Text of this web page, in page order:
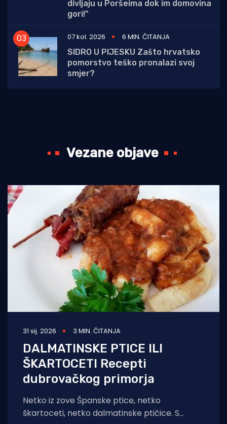
divljaju u Poršeima dok im domovina
gori!"
07 kol. 2026
6 MIN. ČITANJA
SIDRO U PIJESKU Zašto hrvatsko
pomorstvo teško pronalazi svoj
smjer?
Vezane objave
31 sij. 2026 3 MIN. ČITANJA
DALMATINSKE PTICE ILI
ŠKARTOCETI Recepti
dubrovačkog primorja
Netko iz zove Španske ptice, netko
škartoceti, netko dalmatinske ptičice. S